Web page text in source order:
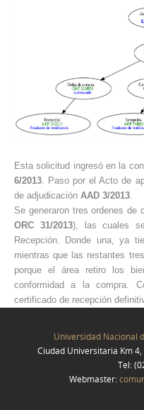
Esta solicitud ingresó en la
6/2013. Paso por el Acto de
de adjudicación AAD 3/2013.
Se generaron tres ordenes de
ORC 31/2013), las cuales
Recepción. Donde una, ya
mientras que las restantes
porque el área retiro los
conformidad a la compra.
certificado de recepción
Universidad Nacional
Ciudad Universitaria Km
Tel:
Webmaster: